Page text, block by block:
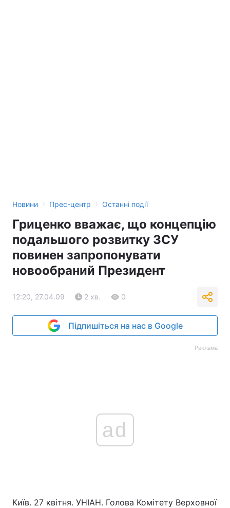
Новини › Прес-центр › Останні події
Гриценко вважає, що концепцію
подальшого розвитку ЗСУ
повинен запропонувати
новообраний Президент
12:20, 27.04.09 2 хв. 0
Підпишіться на нас в Google
Реклама
ad
Київ. 27 квітня. УНІАН. Голова Комітету Верховної